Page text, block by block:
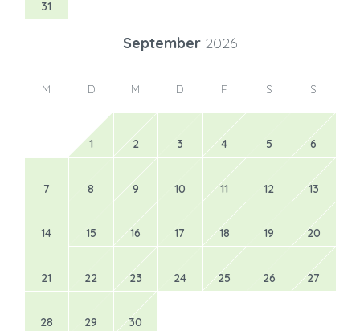
31
September 2026
M D M D F S S
1 2 3 4 5 6
7 8 9 10 11 12 13
14 15 16 17 18 19 20
21 22 23 24 25 26 27
28 29 30